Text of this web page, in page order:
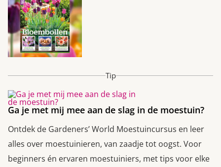
Tip
Ga je met mij mee aan de slag in de moestuin?
Ontdek de Gardeners’ World Moestuincursus en leer
alles over moestuinieren, van zaadje tot oogst. Voor
beginners én ervaren moestuiniers, met tips voor elke